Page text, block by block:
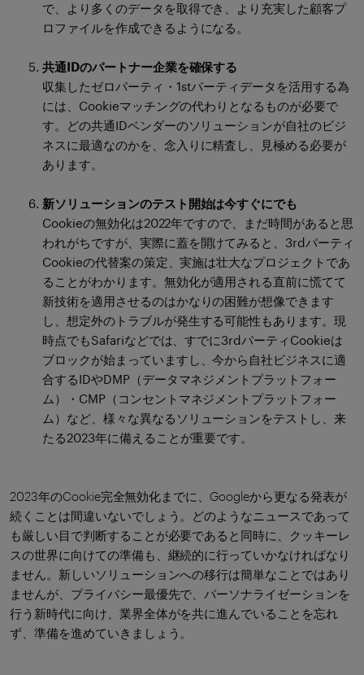
で、より多くのデータを取得でき、より充実した顧客プ
ロファイルを作成できるようになる。
共通IDのパートナー企業を確保する
収集したゼロパーティ・1stパーティデータを活用する為
には、Cookieマッチングの代わりとなるものが必要で
す。どの共通IDベンダーのソリューションが自社のビジ
ネスに最適なのかを、念入りに精査し、見極める必要が
あります。
新ソリューションのテスト開始は今すぐにでも
Cookieの無効化は2022年ですので、まだ時間があると思
われがちですが、実際に蓋を開けてみると、3rdパーティ
Cookieの代替案の策定、実施は壮大なプロジェクトであ
ることがわかります。無効化が適用される直前に慌てて
新技術を適用させるのはかなりの困難が想像できます
し、想定外のトラブルが発生する可能性もあります。現
時点でもSafariなどでは、すでに3rdパーティCookieは
ブロックが始まっていますし、今から自社ビジネスに適
合するIDやDMP（データマネジメントプラットフォー
ム）・CMP（コンセントマネジメントプラットフォー
ム）など、様々な異なるソリューションをテストし、来
たる2023年に備えることが重要です。
2023年のCookie完全無効化までに、Googleから更なる発表が
続くことは間違いないでしょう。どのようなニュースであって
も厳しい目で判断することが必要であると同時に、クッキーレ
スの世界に向けての準備も、継続的に行っていかなければなり
ません。新しいソリューションへの移行は簡単なことではあり
ませんが、プライバシー最優先で、パーソナライゼーションを
行う新時代に向け、業界全体がを共に進んでいることを忘れ
ず、準備を進めていきましょう。